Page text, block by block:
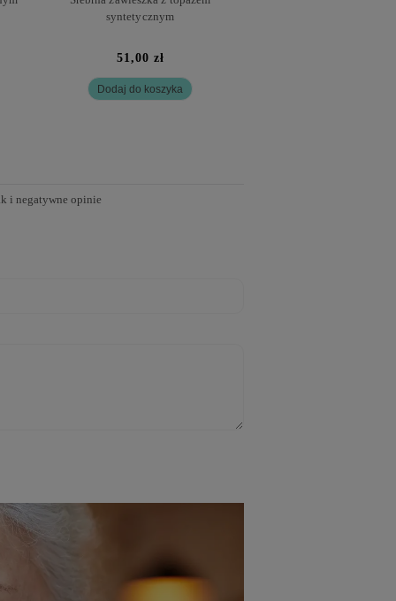
syntetycznym
51,00 zł
Dodaj do koszyka
i negatywne opinie